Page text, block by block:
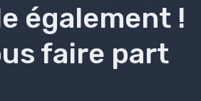
également !
faire part